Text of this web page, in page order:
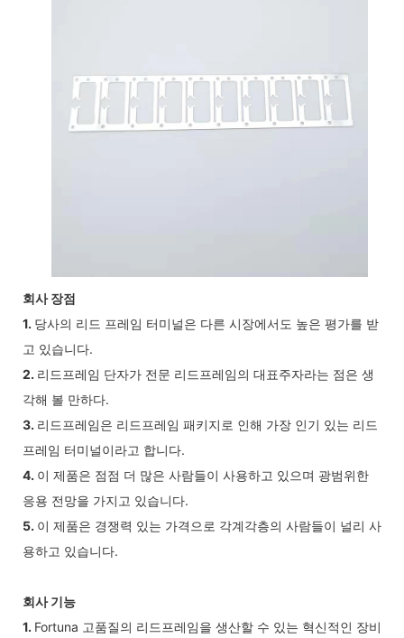
회사 장점
1. 당사의 리드 프레임 터미널은 다른 시장에서도 높은 평가를 받
고 있습니다.
2. 리드프레임 단자가 전문 리드프레임의 대표주자라는 점은 생
각해 볼 만하다.
3. 리드프레임은 리드프레임 패키지로 인해 가장 인기 있는 리드
프레임 터미널이라고 합니다.
4. 이 제품은 점점 더 많은 사람들이 사용하고 있으며 광범위한
응용 전망을 가지고 있습니다.
5. 이 제품은 경쟁력 있는 가격으로 각계각층의 사람들이 널리 사
용하고 있습니다.
회사 기능
1. Fortuna 고품질의 리드프레임을 생산할 수 있는 혁신적인 장비